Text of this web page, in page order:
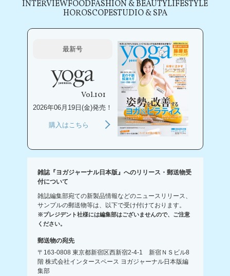
INTERVIEWFOODFASHION & BEAUTYLIFESTYLE
HOROSCOPESTUDIO & SPA
最新号
Vol.101
2026年06月19日(金)発売！
購入はこちら
雑誌『ヨガジャーナル日本版』へのリリース・郵送物受
付について
雑誌編集部宛ての新製品情報などのニュースリリース、
サンプルの郵送物等は、以下で受け付けております。
※プレジデント社様には編集部はございませんので、ご注意
ください。
郵送物の宛先
〒163-0808 東京都新宿区西新宿2-4-1 新宿ＮＳビル8
階 株式会社インタースペース ヨガジャーナル日本版編
集部